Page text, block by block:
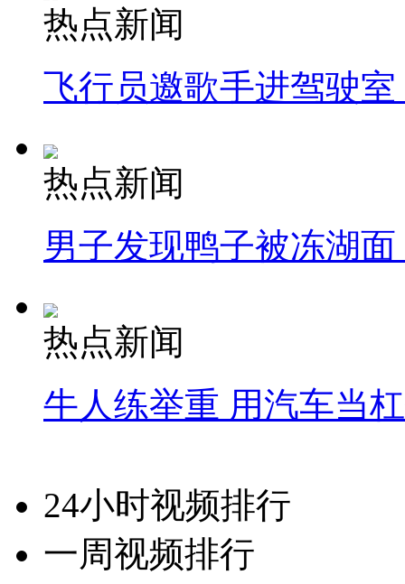
热点新闻
飞行员邀歌手进驾驶
热点新闻
男子发现鸭子被冻湖
热点新闻
牛人练举重 用汽车当
24小时视频排行
一周视频排行